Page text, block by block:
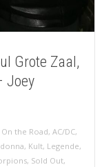
Grote Zaal,
Joey
On the Road, AC/DC,
, Kult, Legende,
, Sold Out,